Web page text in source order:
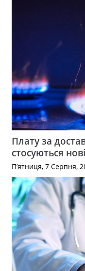
Плату за
стосуються
П’ятниця, 7 Серпня,